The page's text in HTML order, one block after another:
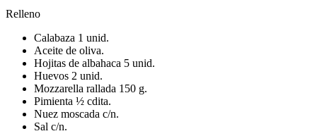
Relleno
Calabaza 1 unid.
Aceite de oliva.
Hojitas de albahaca 5 unid.
Huevos 2 unid.
Mozzarella rallada 150 g.
Pimienta ½ cdita.
Nuez moscada c/n.
Sal c/n.